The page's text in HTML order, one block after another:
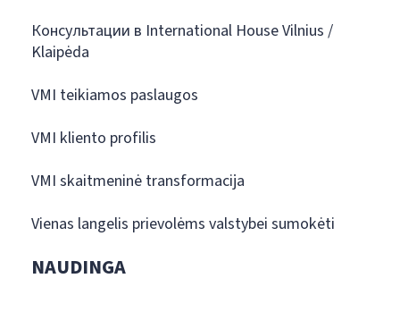
Консультации в International House Vilnius /
Klaipėda
VMI teikiamos paslaugos
VMI kliento profilis
VMI skaitmeninė transformacija
Vienas langelis prievolėms valstybei sumokėti
NAUDINGA